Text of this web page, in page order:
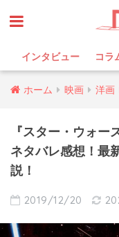
インタビュー コラ
ホーム 映画 洋画
『スター・ウォー
ネタバレ感想！最
説！
2019/12/20